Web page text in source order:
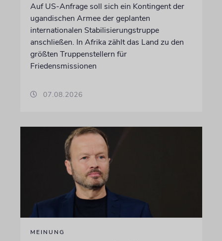
Auf US-Anfrage soll sich ein Kontingent der
ugandischen Armee der geplanten
internationalen Stabilisierungstruppe
anschließen. In Afrika zählt das Land zu den
größten Truppenstellern für
Friedensmissionen
07.08.2026
MEINUNG